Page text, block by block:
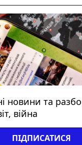
новини та
війна
ПІДПИСАТИСЯ